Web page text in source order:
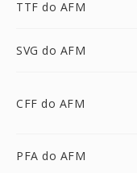
TTF do AFM
SVG do AFM
CFF do AFM
PFA do AFM